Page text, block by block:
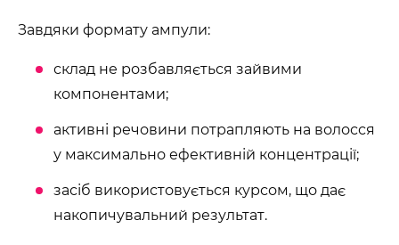
Завдяки формату ампули:
склад не розбавляється зайвими
компонентами;
активні речовини потрапляють на волосся
у максимально ефективній концентрації;
засіб використовується курсом, що дає
накопичувальний результат.